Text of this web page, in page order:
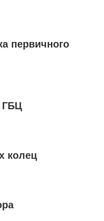
первичного
ГБЦ
колец